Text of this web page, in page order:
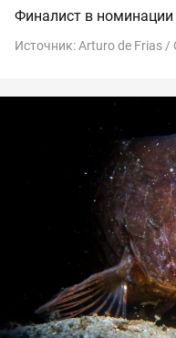
Финалист в
Источник:Arturo de Frias /